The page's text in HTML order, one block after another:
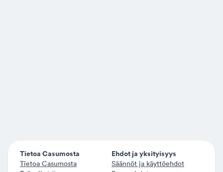
Tietoa Casumosta
Tietoa Casumosta
Ehdot ja yksityisyys
Säännöt ja käyttöehdot